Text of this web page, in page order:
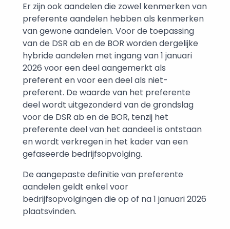
Er zijn ook aandelen die zowel kenmerken van
preferente aandelen hebben als kenmerken
van gewone aandelen. Voor de toepassing
van de DSR ab en de BOR worden dergelijke
hybride aandelen met ingang van 1 januari
2026 voor een deel aangemerkt als
preferent en voor een deel als niet-
preferent. De waarde van het preferente
deel wordt uitgezonderd van de grondslag
voor de DSR ab en de BOR, tenzij het
preferente deel van het aandeel is ontstaan
en wordt verkregen in het kader van een
gefaseerde bedrijfsopvolging.
De aangepaste definitie van preferente
aandelen geldt enkel voor
bedrijfsopvolgingen die op of na 1 januari 2026
plaatsvinden.